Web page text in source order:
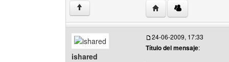
↑ Visitar sitio web del
ishared
24-06-2009, 17:33
Título del mensaje: